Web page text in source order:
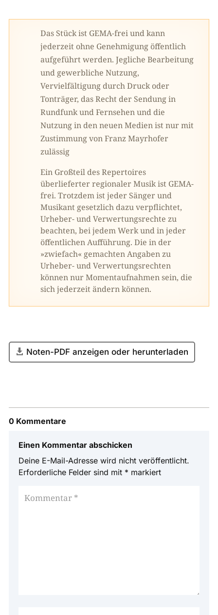
Das Stück ist GEMA-frei und kann
jederzeit ohne Genehmigung öffentlich
aufgeführt werden. Jegliche Bearbeitung
und gewerbliche Nutzung,
Vervielfältigung durch Druck oder
Tonträger, das Recht der Sendung in
Rundfunk und Fernsehen und die
Nutzung in den neuen Medien ist nur mit
Zustimmung von Franz Mayrhofer
zulässig
Ein Großteil des Repertoires
überlieferter regionaler Musik ist GEMA-
frei. Trotzdem ist jeder Sänger und
Musikant gesetzlich dazu verpflichtet,
Urheber- und Verwertungsrechte zu
beachten, bei jedem Werk und in jeder
öffentlichen Aufführung. Die in der
»zwiefach« gemachten Angaben zu
Urheber- und Verwertungsrechten
können nur Momentaufnahmen sein, die
sich jederzeit ändern können.
Noten-PDF anzeigen oder herunterladen
0 Kommentare
Einen Kommentar abschicken
Deine E-Mail-Adresse wird nicht veröffentlicht.
Erforderliche Felder sind mit * markiert